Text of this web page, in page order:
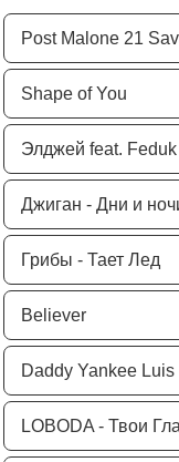
Post Malone 21
Shape of You
Элджей feat.
Джиган - Дни и
Грибы - Тает Лед
Believer
Daddy Yankee
LOBODA - Твои